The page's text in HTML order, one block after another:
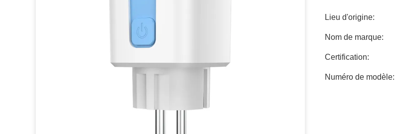
Lieu d'origine:
Nom de marque:
Certification:
Numéro de modèle: